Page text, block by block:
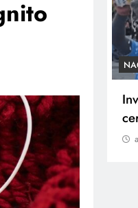
empresas
su sandbox
el plan